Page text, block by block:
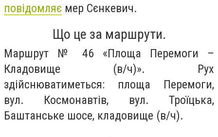
повідомляє мер Сєнкевич.
Що це за маршрути.
Маршрут № 46 «Площа Перемоги –
Кладовище (в/ч)». Рух
здійснюватиметься: площа Перемоги,
вул. Космонавтів, вул. Троїцька,
Баштанське шосе, кладовище (в/ч).